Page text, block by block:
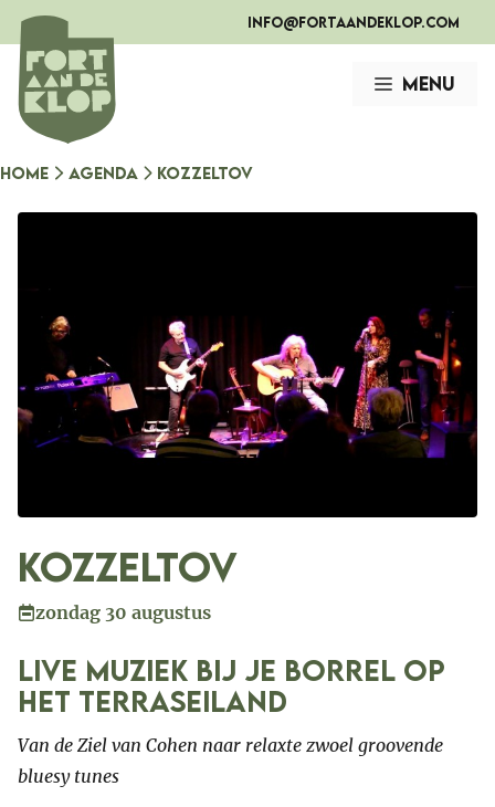
naar
de
inhoud
info@fortaandeklop.com
Menu
Home Agenda Kozzeltov
Kozzeltov
zondag 30 augustus
Live muziek bij je borrel op
het Terraseiland
Van de Ziel van Cohen naar relaxte zwoel groovende
bluesy tunes